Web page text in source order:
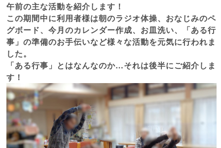
午前の主な活動を紹介します！
この期間中に利用者様は朝のラジオ体操、おなじみのペ
グボード、今月のカレンダー作成、お皿洗い、「ある行
事」の準備のお手伝いなど様々な活動を元気に行われま
した。
「ある行事」とはなんなのか…それは後半にご紹介しま
す！